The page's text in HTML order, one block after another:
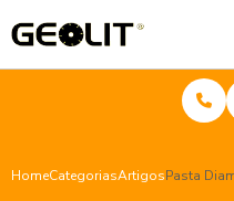
HomeCategoriasArtigosPasta